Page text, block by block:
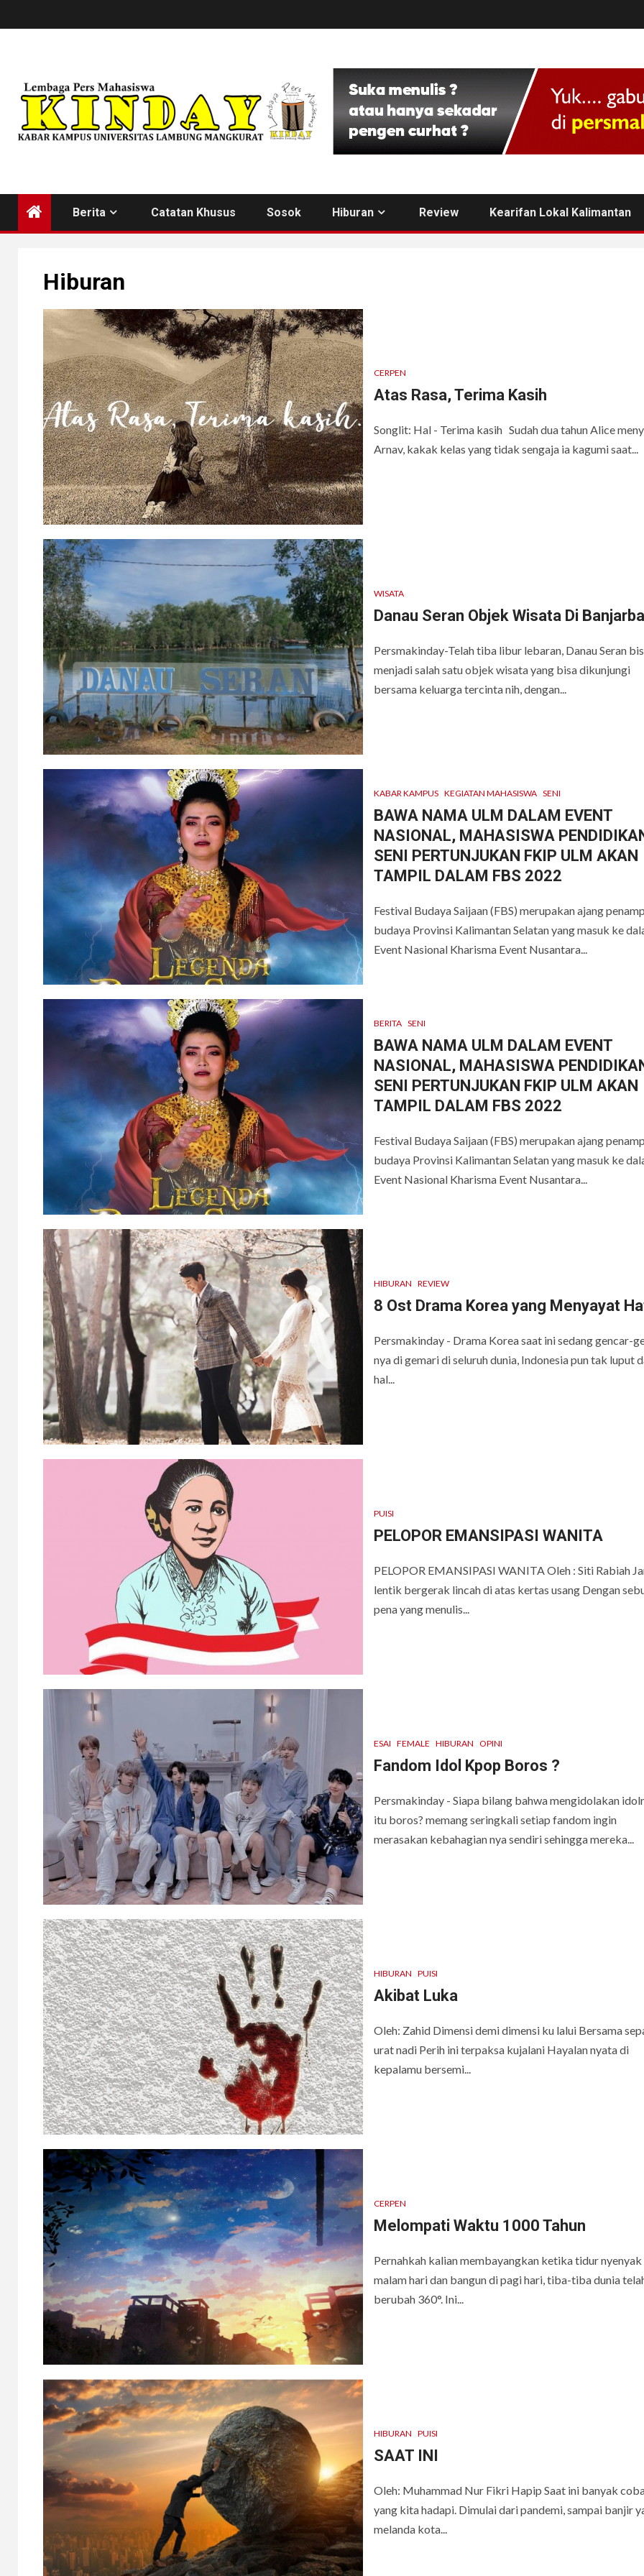
to
Berita Catatan Khusus Sosok Hiburan Review Kearifan Lokal Kalimantan
Hiburan
CERPEN
Atas Rasa, Terima Kasih
Songlit: Hal - Terima kasih Sudah dua tahun Alice
Arnav, kakak kelas yang tidak sengaja ia kagumi saat...
WISATA
Danau Seran Objek Wisata Di
Persmakinday-Telah tiba libur lebaran, Danau Seran
menjadi salah satu objek wisata yang bisa dikunjungi
bersama keluarga tercinta nih, dengan...
KABAR KAMPUS KEGIATAN MAHASISWA SENI
BAWA NAMA ULM DALAM EVENT
NASIONAL, MAHASISWA
SENI PERTUNJUKAN FKIP ULM AKAN
TAMPIL DALAM FBS 2022
Festival Budaya Saijaan (FBS) merupakan ajang
budaya Provinsi Kalimantan Selatan yang masuk ke
Event Nasional Kharisma Event Nusantara...
BERITA SENI
BAWA NAMA ULM DALAM EVENT
NASIONAL, MAHASISWA
SENI PERTUNJUKAN FKIP ULM AKAN
TAMPIL DALAM FBS 2022
Festival Budaya Saijaan (FBS) merupakan ajang
budaya Provinsi Kalimantan Selatan yang masuk ke
Event Nasional Kharisma Event Nusantara...
HIBURAN REVIEW
8 Ost Drama Korea yang Menyayat
Persmakinday - Drama Korea saat ini sedang gencar-
nya di gemari di seluruh dunia, Indonesia pun tak luput
hal...
PUISI
PELOPOR EMANSIPASI WANITA
PELOPOR EMANSIPASI WANITA Oleh : Siti Rabiah
lentik bergerak lincah di atas kertas usang Dengan
pena yang menulis...
ESAI FEMALE HIBURAN OPINI
Fandom Idol Kpop Boros ?
Persmakinday - Siapa bilang bahwa mengidolakan
itu boros? memang seringkali setiap fandom ingin
merasakan kebahagian nya sendiri sehingga mereka...
HIBURAN PUISI
Akibat Luka
Oleh: Zahid Dimensi demi dimensi ku lalui Bersama
urat nadi Perih ini terpaksa kujalani Hayalan nyata di
kepalamu bersemi...
CERPEN
Melompati Waktu 1000 Tahun
Pernahkah kalian membayangkan ketika tidur nyenyak
malam hari dan bangun di pagi hari, tiba-tiba dunia
berubah 360°. Ini...
HIBURAN PUISI
SAAT INI
Oleh: Muhammad Nur Fikri Hapip Saat ini banyak
yang kita hadapi. Dimulai dari pandemi, sampai banjir
melanda kota...